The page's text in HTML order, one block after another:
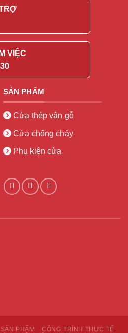
VIỆC
SẢN PHẨM
Cửa thép vân gỗ
Cửa chống cháy
Phụ kiện cửa
SẢN PHẨM
CÔNG TRÌNH THỰC TẾ